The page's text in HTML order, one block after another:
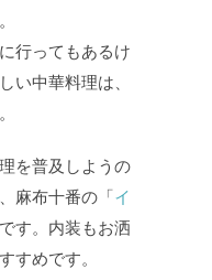
行ってもあるけ
い中華料理は、
を普及しようの
麻布十番の「イ
す。内装もお洒
すめです。